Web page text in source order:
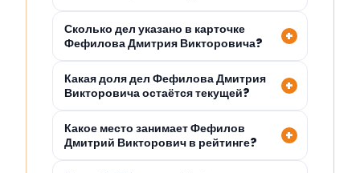
Сколько дел указано в карточке
Фефилова Дмитрия Викторовича?
Какая доля дел Фефилова Дмитрия
Викторовича остаётся текущей?
Какое место занимает Фефилов
Дмитрий Викторович в рейтинге?